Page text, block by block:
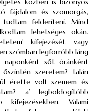
fájdalom és szomorgás,
tudtam felderíteni. Mind
lehetséges okán.
kifejezését, vagy
szómban legforróbb láng
sőt óránként
őszintén szeretem? talán
érette volt szemem és
a’ legboldogítóbb
kifejezésekben. Valami